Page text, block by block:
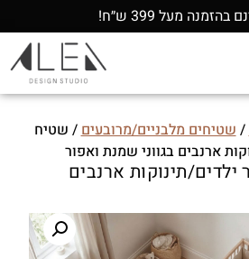
מעל 399 ש״ח!
/שטיחים מלבניים/מרובעים/ שטיח
ארנבים בגווני שמנת ואפור
ילדים/תינוקות ארנבים